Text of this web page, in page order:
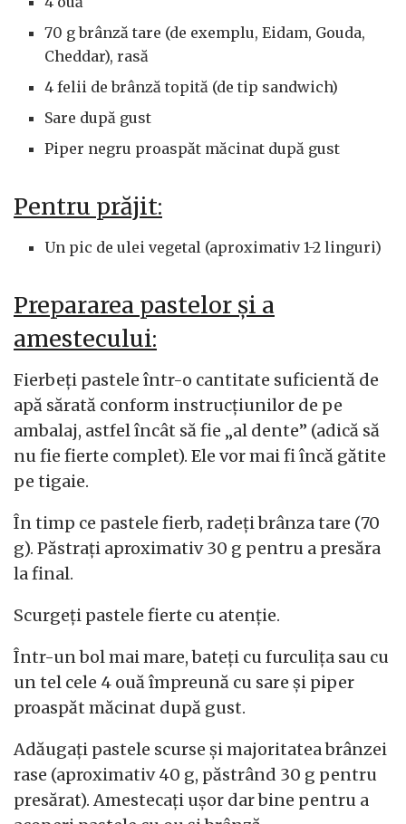
70 g brânză tare (de exemplu, Eidam, Gouda,
Cheddar), rasă
4 felii de brânză topită (de tip sandwich)
Sare după gust
Piper negru proaspăt măcinat după gust
Pentru prăjit:
Un pic de ulei vegetal (aproximativ 1-2 linguri)
Prepararea pastelor și a
amestecului:
Fierbeți pastele într-o cantitate suficientă de
apă sărată conform instrucțiunilor de pe
ambalaj, astfel încât să fie „al dente” (adică să
nu fie fierte complet). Ele vor mai fi încă gătite
pe tigaie.
În timp ce pastele fierb, radeți brânza tare (70
g). Păstrați aproximativ 30 g pentru a presăra
la final.
Scurgeți pastele fierte cu atenție.
Într-un bol mai mare, bateți cu furculița sau cu
un tel cele 4 ouă împreună cu sare și piper
proaspăt măcinat după gust.
Adăugați pastele scurse și majoritatea brânzei
rase (aproximativ 40 g, păstrând 30 g pentru
presărat). Amestecați ușor dar bine pentru a